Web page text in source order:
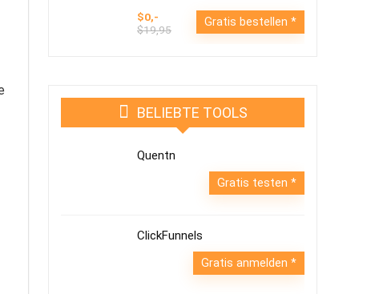
$0,-
$19,95
Gratis bestellen
BELIEBTE TOOLS
Quentn
Gratis testen
ClickFunnels
Gratis anmelden